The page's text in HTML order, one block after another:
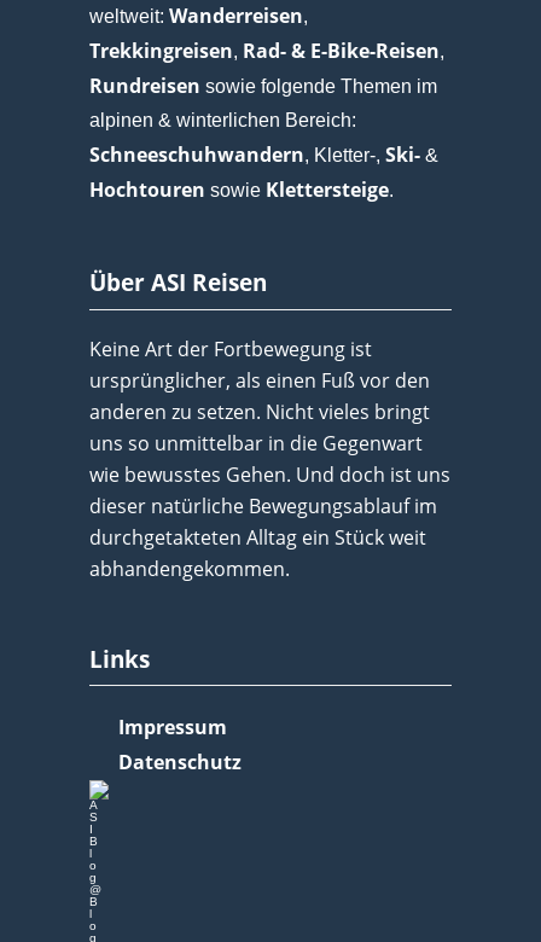
weltweit: Wanderreisen,
Trekkingreisen, Rad- & E-Bike-Reisen,
Rundreisen sowie folgende Themen im
alpinen & winterlichen Bereich:
Schneeschuhwandern, Kletter-, Ski- &
Hochtouren sowie Klettersteige.
Über ASI Reisen
Keine Art der Fortbewegung ist
ursprünglicher, als einen Fuß vor den
anderen zu setzen. Nicht vieles bringt
uns so unmittelbar in die Gegenwart
wie bewusstes Gehen. Und doch ist uns
dieser natürliche Bewegungsablauf im
durchgetakteten Alltag ein Stück weit
abhandengekommen.
Links
Impressum
Datenschutz